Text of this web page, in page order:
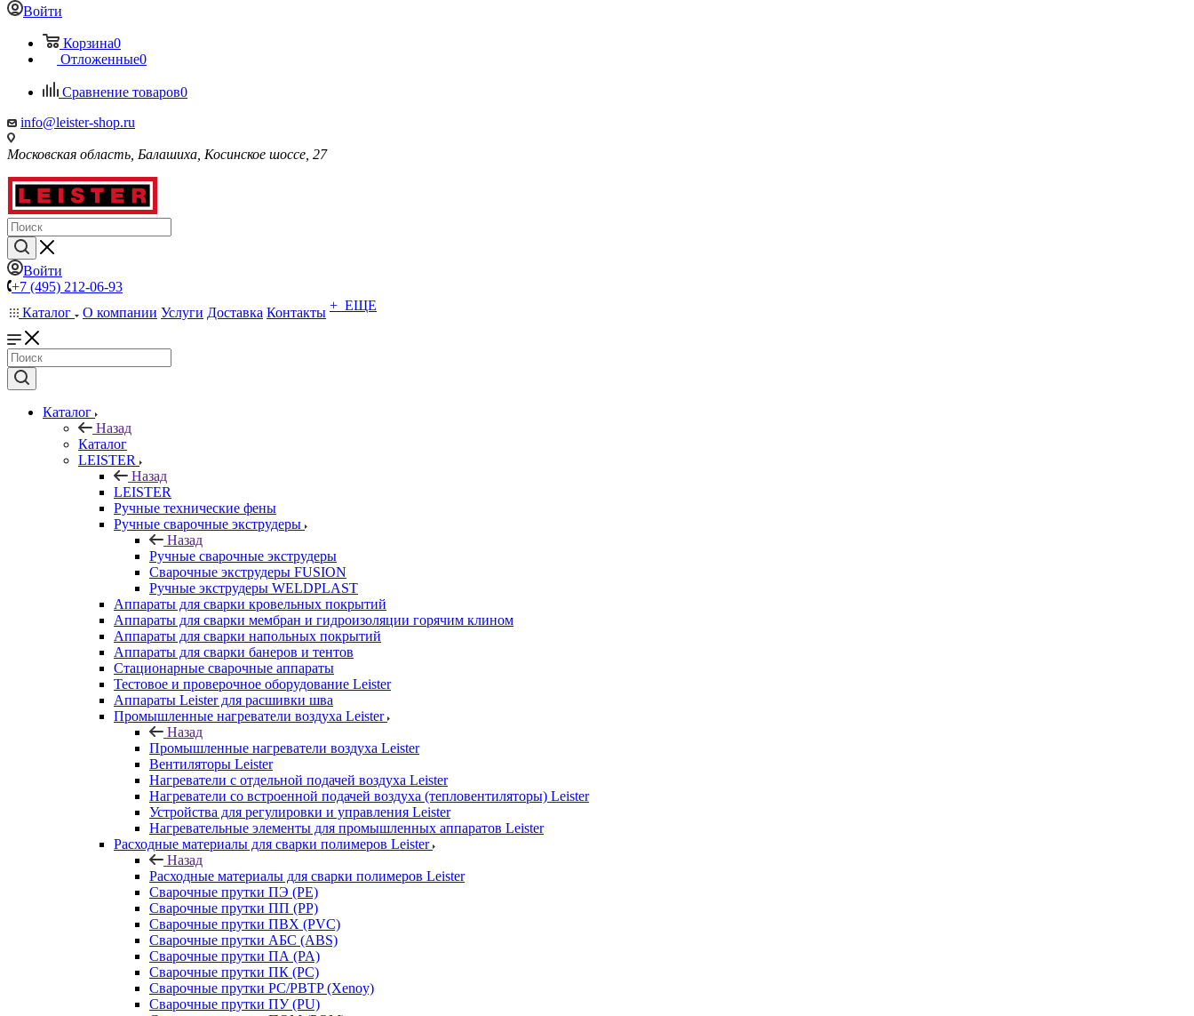
Войти
Корзина0
Отложенные0
Сравнение товаров0
info@leister-shop.ru
Московская область, Балашиха, Косинское шоссе, 27
Войти
+7 (495) 212-06-93
Каталог
О компании Услуги Доставка Контакты + ЕЩЕ
Каталог
Назад
Каталог
LEISTER
Назад
LEISTER
Ручные технические фены
Ручные сварочные экструдеры
Назад
Ручные сварочные экструдеры
Сварочные экструдеры FUSION
Ручные экструдеры WELDPLAST
Аппараты для сварки кровельных покрытий
Аппараты для сварки мембран и гидроизоляции горячим клином
Аппараты для сварки напольных покрытий
Аппараты для сварки банеров и тентов
Стационарные сварочные аппараты
Тестовое и проверочное оборудование Leister
Аппараты Leister для расшивки шва
Промышленные нагреватели воздуха Leister
Назад
Промышленные нагреватели воздуха Leister
Вентиляторы Leister
Нагреватели с отдельной подачей воздуха Leister
Нагреватели со встроенной подачей воздуха (тепловентиляторы) Leister
Устройства для регулировки и управления Leister
Нагревательные элементы для промышленных аппаратов Leister
Расходные материалы для сварки полимеров Leister
Назад
Расходные материалы для сварки полимеров Leister
Сварочные прутки ПЭ (PE)
Сварочные прутки ПП (PP)
Сварочные прутки ПВХ (PVC)
Сварочные прутки АБС (ABS)
Сварочные прутки ПА (PA)
Сварочные прутки ПК (PC)
Сварочные прутки PC/PBTP (Xenoy)
Сварочные прутки ПУ (PU)